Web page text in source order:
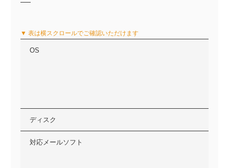
▼ 表は横スクロールでご確認いただけます
OS
ディスク
対応メールソフト